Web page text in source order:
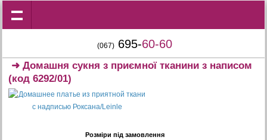
(067) 695-60-60
➜Домашня сукня з приємної тканини з написом
(код 6292/01)
Розміри під замовлення